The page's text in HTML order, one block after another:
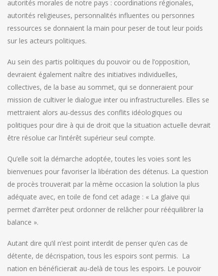
autorités morales de notre pays : coordinations régionales,
autorités religieuses, personnalités influentes ou personnes
ressources se donnaient la main pour peser de tout leur poids
sur les acteurs politiques.
Au sein des partis politiques du pouvoir ou de l’opposition,
devraient également naître des initiatives individuelles,
collectives, de la base au sommet, qui se donneraient pour
mission de cultiver le dialogue inter ou infrastructurelles. Elles se
mettraient alors au-dessus des conflits idéologiques ou
politiques pour dire à qui de droit que la situation actuelle devrait
être résolue car l’intérêt supérieur seul compte.
Qu’elle soit la démarche adoptée, toutes les voies sont les
bienvenues pour favoriser la libération des détenus. La question
de procès trouverait par la même occasion la solution la plus
adéquate avec, en toile de fond cet adage : « La glaive qui
permet d’arrêter peut ordonner de relâcher pour rééquilibrer la
balance ».
Autant dire qu’il n’est point interdit de penser qu’en cas de
détente, de décrispation, tous les espoirs sont permis. La
nation en bénéficierait au-delà de tous les espoirs. Le pouvoir